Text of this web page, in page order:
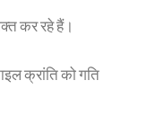
कर रहे हैं।
क्रांति को गति